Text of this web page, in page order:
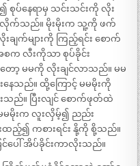
စုပ်နေရာမှ သင်းသင်းကို လိုး
က်သည်။ မိုးမိုးက သူ့ကို ဖက်
ျက်များကို ကြည့်ရင်း စောက်
က လီးကိုသာ စုပ်ခိုင်း
ာ့ မမကို လိုးချင်လာသည်။ မမ
ေသည်။ ထို့ကြောင့် မမမိုးကို
သည်။ ပြီးလျင် စောက်ဖုတ်ထဲ
မမိုးက လူးလှိမ့်၍ ညည်း
ည့်၍ ကစားရင်း နို့ကို စို့သည်။
ပေါ် အိပ်ခိုင်းကာလိုးသည်။